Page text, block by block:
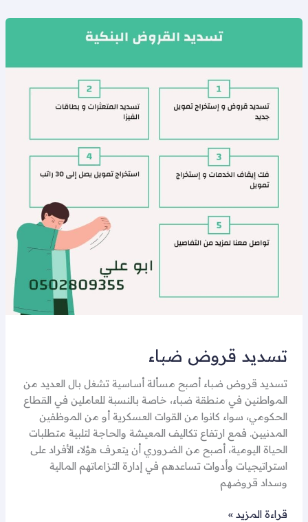
تسديد قروض ضباء
تسديد قروض ضباء أصبح مسألة أساسية تشغل بال العديد من
المواطنين في منطقة ضباء، خاصة بالنسبة للعاملين في القطاع
الحكومي، سواء كانوا من القوات العسكرية أو من الموظفين
المدنيين. فمع ارتفاع تكاليف المعيشة والحاجة لتلبية متطلبات
الحياة اليومية، أصبح من الضروري أن يتعرف هؤلاء الأفراد على
استراتيجيات وأدوات تساعدهم في إدارة التزاماتهم المالية
وسداد قروضهم
قراءة المزيد »